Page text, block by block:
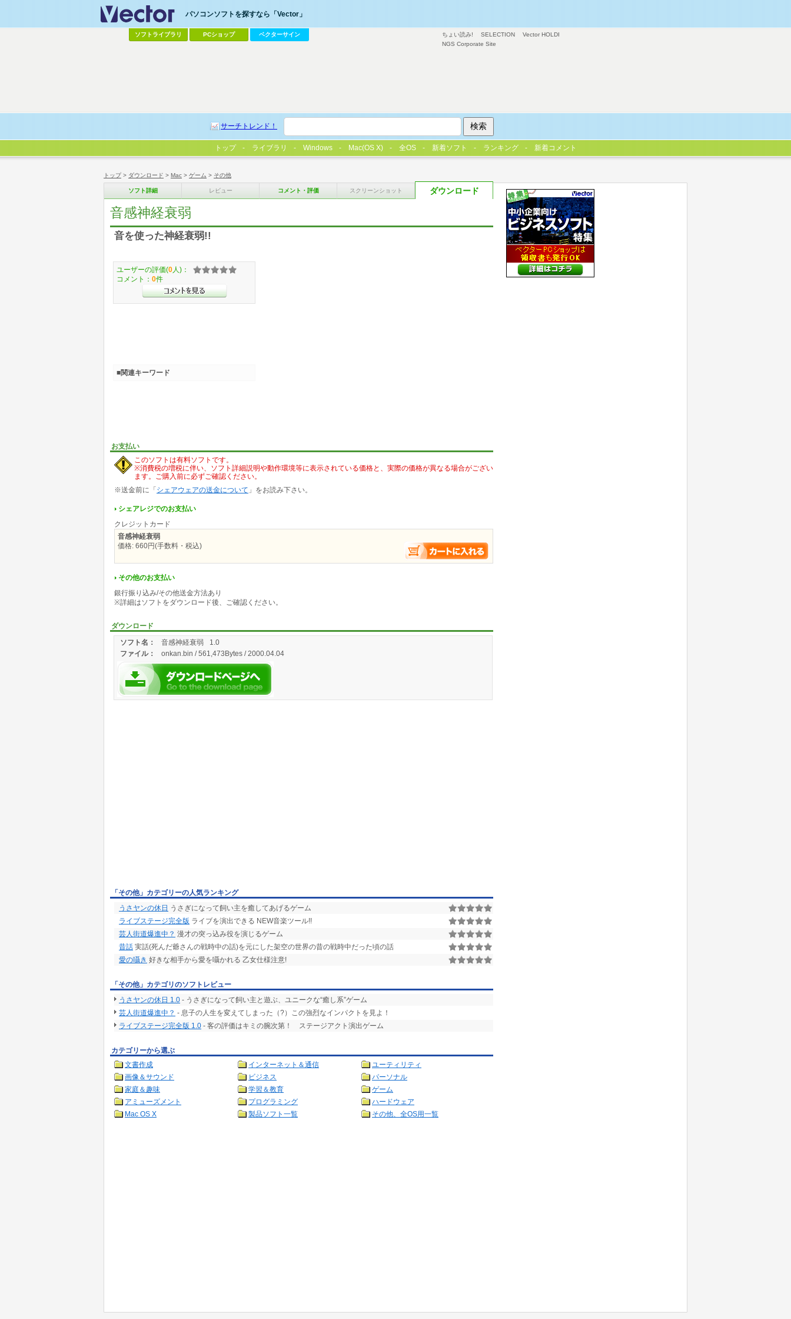
トップ> ダウンロード > Mac > ゲーム > その他
ソフト詳細 レビュー コメント・評価 スクリーンショット ダウンロード
音感神経衰弱
音を使った神経衰弱!!
お支払い
このソフトは有料ソフトです。
※消費税の増税に伴い、ソフト詳細説明や動作環境等に表示されている価格と、実際の価格が異なる場合がござい
ます。ご購入前に必ずご確認ください。
※送金前に「シェアウェアの送金について 」をお読み下さい。
シェアレジでのお支払い
クレジットカード
音感神経衰弱
価格: 660円(手数料・税込)
その他のお支払い
銀行振り込み/その他送金方法あり
※詳細はソフトをダウンロード後、ご確認ください。
ダウンロード
ソフト名：
音感神経衰弱 1.0
ファイル： onkan.bin / 561,473Bytes / 2000.04.04
ユーザーの評価(0 人)：
コメント： 0件
■関連キーワード
「その他」カテゴリーの人気ランキング
うさヤンの休日 うさぎになって飼い主を癒してあげるゲーム
ライブステージ完全版 ライブを演出できる NEW音楽ツール!!
芸人街道爆進中？ 漫才の突っ込み役を演じるゲーム
昔話 実話(死んだ爺さんの戦時中の話)を元にした架空の世界の昔の戦時中だった頃の話
愛の囁き 好きな相手から愛を囁かれる 乙女仕様注意!
「その他」カテゴリのソフトレビュー
うさヤンの休日 1.0 - うさぎになって飼い主と遊ぶ、ユニークな“癒し系”ゲーム
芸人街道爆進中？ - 息子の人生を変えてしまった（?）この強烈なインパクトを見よ！
ライブステージ完全版 1.0 - 客の評価はキミの腕次第！ ステージアクト演出ゲーム
カテゴリーから選ぶ
文書作成
インターネット＆通信
ユーティリティ
画像＆サウンド
ビジネス
パーソナル
家庭＆趣味
学習＆教育
ゲーム
アミューズメント
プログラミング
ハードウェア
Mac OS X
製品ソフト一覧 その他、全OS用一覧
ちょい読み! SELECTION
Vector HOLDI
NGS Corporate Site
パソコンソフトを探すなら「Vector」
ソフトライブラリ PCショップ ベクターサイン
サーチトレンド！
トップ ライブラリ Windows Mac(OS X) 全OS 新着ソフト ランキング 新着コメント